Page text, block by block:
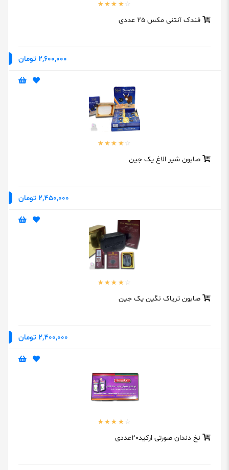
فندک آنتنی مکس 25 عددی
2,600,000 تومان
صابون شیر الاغ یک جین
2,450,000 تومان
صابون تریاک نگین یک جین
2,400,000 تومان
نخ دندان صورتی ارکید20عددی